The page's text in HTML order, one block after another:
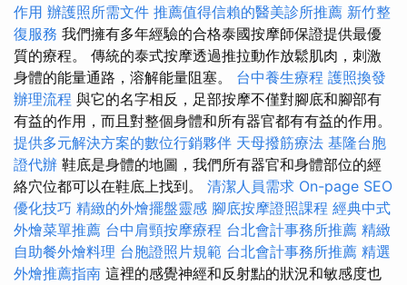
作用 辦護照所需文件 推薦值得信賴的醫美診所推薦 新竹整
復服務 我們擁有多年經驗的合格泰國按摩師保證提供最優
質的療程。 傳統的泰式按摩透過推拉動作放鬆肌肉，刺激
身體的能量通路，溶解能量阻塞。 台中養生療程 護照換發
辦理流程 與它的名字相反，足部按摩不僅對腳底和腳部有
有益的作用，而且對整個身體和所有器官都有有益的作用。
提供多元解決方案的數位行銷夥伴 天母撥筋療法 基隆台胞
證代辦 鞋底是身體的地圖，我們所有器官和身體部位的經
絡穴位都可以在鞋底上找到。 清潔人員需求 On-page SEO
優化技巧 精緻的外燴擺盤靈感 腳底按摩證照課程 經典中式
外燴菜單推薦 台中肩頸按摩療程 台北會計事務所推薦 精緻
自助餐外燴料理 台胞證照片規範 台北會計事務所推薦 精選
外燴推薦指南 這裡的感覺神經和反射點的狀況和敏感度也